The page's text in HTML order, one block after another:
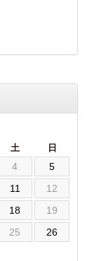
土 日
4
5
11
12
18
19
25
26